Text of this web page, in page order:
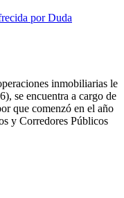
inmobiliarias le
se encuentra a cargo de
que comenzó en el año
y Corredores Públicos